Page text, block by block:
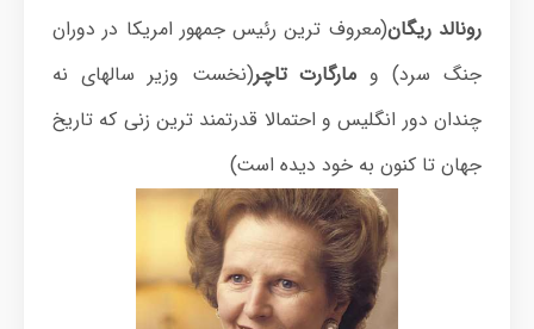
رونالد ریگان(معروف ترین رئیس جمهور امریکا در دوران
جنگ سرد) و مارگارت تاچر(نخست وزیر سالهای نه
چندان دور انگلیس و احتمالا قدرتمند ترین زنی که تاریخ
جهان تا کنون به خود دیده است)